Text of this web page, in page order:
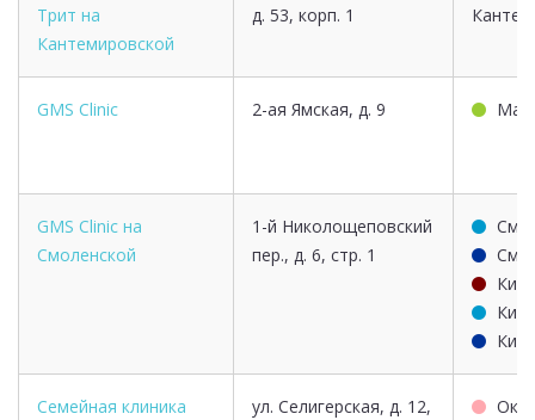
Трит на
Кантемировской
д. 53, корп. 1
GMS Clinic 2-ая Ямская, д. 9
GMS Clinic на
Смоленской
1-й Николощеповский
пер., д. 6, стр. 1
Семейная клиника
ул. Селигерская, д. 12,